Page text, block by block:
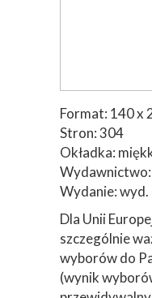
Format: 140 x
Stron: 304
Okładka:
Wydawnictwo:
Wydanie: wyd.
Dla Unii
szczególnie
wyborów do
(wynik